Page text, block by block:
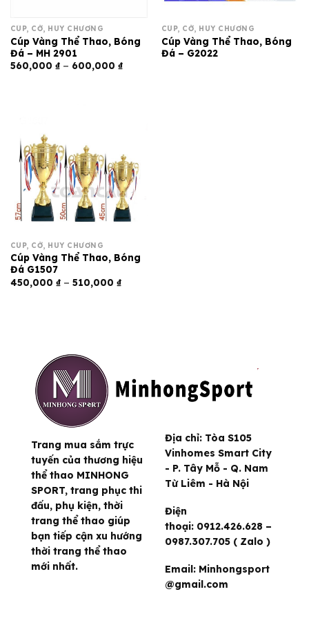
CÚP, CỜ, HUY CHƯƠNG
Cúp Vàng Thể Thao, Bóng
Đá – MH 2901
560,000 ₫ – 600,000 ₫Khoảng
giá:
CÚP, CỜ, HUY CHƯƠNG
Cúp Vàng Thể Thao, Bóng
Đá – G2022
CÚP, CỜ, HUY CHƯƠNG
Cúp Vàng Thể Thao, Bóng
Đá G1507
450,000 ₫ – 510,000 ₫Khoảng
giá:
Trang mua sắm trực
tuyến của thương hiệu
thể thao MINHONG
SPORT, trang phục thi
đấu, phụ kiện, thời
trang thể thao giúp
bạn tiếp cận xu hướng
thời trang thể thao
mới nhất.
Địa chỉ: Tòa S105
Vinhomes Smart City
- P. Tây Mỗ - Q. Nam
Từ Liêm - Hà Nội
Điện
thoại: 0912.426.628 –
0987.307.705 ( Zalo )
Email: Minhongsport
@gmail.com